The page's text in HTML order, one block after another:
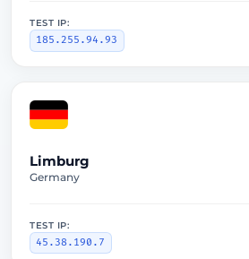
TEST IP:
185.255.94.93
Limburg
Germany
TEST IP:
45.38.190.7